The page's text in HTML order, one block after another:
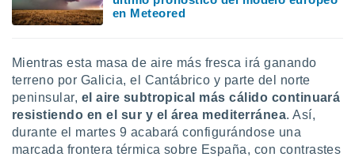
de
de
de
uso de
con el
en Meteored
Mientras esta masa de aire más fresca irá ganando
terreno por Galicia, el Cantábrico y parte del norte
peninsular, el aire subtropical más cálido continuará
resistiendo en el sur y el área mediterránea. Así,
durante el martes 9 acabará configurándose una
marcada frontera térmica sobre España, con contrastes